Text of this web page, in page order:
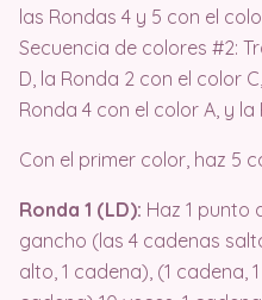
las Rondas 4 y 5 con el
Secuencia de colores #2:
D, la Ronda 2 con el color
Ronda 4 con el color A, y
Con el primer color, haz 5
Ronda 1 (LD): Haz 1 punto
gancho (las 4 cadenas
alto, 1 cadena), (1 cadena,